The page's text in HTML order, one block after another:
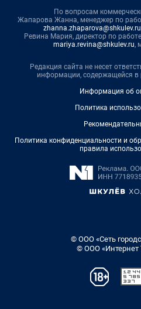
По вопросам
Жапарова Жанна, менеджер по
zhanna.zhaparova@shkulev.ru
Ревина Мария, директор по
mariya.revina@shkulev.ru,
Редакция сайта не несет
информации, содержащейся в
Информация об
Политика
Политика конфиденциальности и
правила
© ООО «Сеть
© ООО «Интернет